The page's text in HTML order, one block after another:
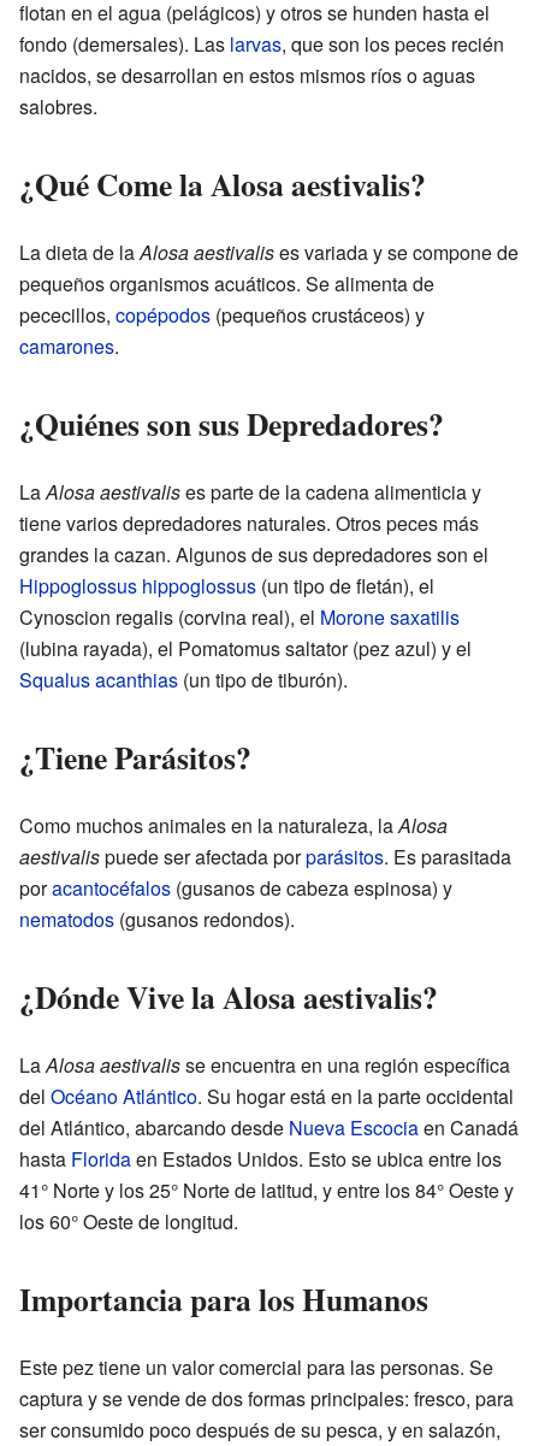
flotan en el agua (pelágicos) y otros se hunden hasta el
fondo (demersales). Las larvas, que son los peces recién
nacidos, se desarrollan en estos mismos ríos o aguas
salobres.
¿Qué Come la Alosa aestivalis?
La dieta de laAlosa aestivalises variada y se compone de
pequeños organismos acuáticos. Se alimenta de
pececillos, copépodos (pequeños crustáceos) y
camarones.
¿Quiénes son sus Depredadores?
LaAlosa aestivalises parte de la cadena alimenticia y
tiene varios depredadores naturales. Otros peces más
grandes la cazan. Algunos de sus depredadores son el
Hippoglossus hippoglossus (un tipo de fletán), el
Cynoscion regalis (corvina real), el Morone saxatilis
(lubina rayada), el Pomatomus saltator (pez azul) y el
Squalus acanthias (un tipo de tiburón).
¿Tiene Parásitos?
Como muchos animales en la naturaleza, laAlosa
aestivalispuede ser afectada porparásitos. Es parasitada
poracantocéfalos (gusanos de cabeza espinosa) y
nematodos (gusanos redondos).
¿Dónde Vive la Alosa aestivalis?
LaAlosa aestivalisse encuentra en una región específica
del Océano Atlántico. Su hogar está en la parte occidental
del Atlántico, abarcando desde Nueva Escociaen Canadá
hasta Floridaen Estados Unidos. Esto se ubica entre los
41° Norte y los 25° Norte de latitud, y entre los 84° Oeste y
los 60° Oeste de longitud.
Importancia para los Humanos
Este pez tiene un valor comercial para las personas. Se
captura y se vende de dos formas principales: fresco, para
ser consumido poco después de su pesca, y en salazón,